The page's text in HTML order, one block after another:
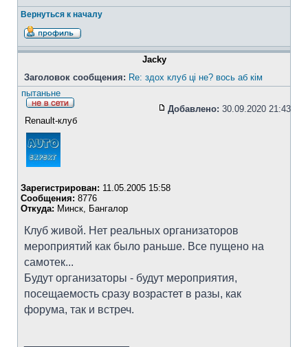
Вернуться к началу
Jacky
Заголовок сообщения: Re: здох клуб ці не? вось аб кім
пытаньне
Добавлено: 30.09.2020 21:43
Renault-клуб
Зарегистрирован: 11.05.2005 15:58
Сообщения: 8776
Откуда: Минск, Бангалор
Клуб живой. Нет реальных организаторов
мероприятий как было раньше. Все пущено на
самотек...
Будут организаторы - будут мероприятия,
посещаемость сразу возрастет в разы, как
форума, так и встреч.